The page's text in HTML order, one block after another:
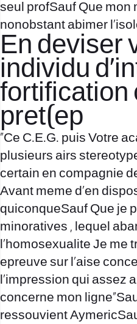
seul profSauf Que mon
nonobstant abimer
En deviser
individu
fortification
pret(ep
“Ce C.E.G. puis Votre
plusieurs airs
certain en compagnie
Avant meme d’en
quiconqueSauf Que je
minoratives , lequel
l’homosexualite Je me
epreuve sur l’aise
l’impression qui assez
concerne mon
ressouvient